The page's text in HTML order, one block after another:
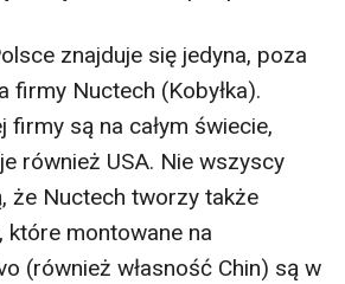
znajduje się jedyna, poza
firmy Nuctech (Kobyłka).
firmy są na całym świecie,
również USA. Nie wszyscy
że Nuctech tworzy także
które montowane na
(również własność Chin) są w